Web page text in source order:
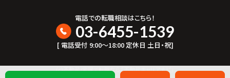
電話での転職相談はこちら！
03-6455-1539
[ 電話受付 9:00〜18:00 定休日 土日・祝]
(c)不動産/宅建で転職なら「不動産キャリアナビ」